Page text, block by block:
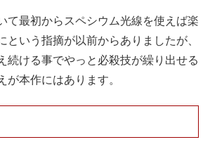
て最初からスペシウム光線を使えば楽
という指摘が以前からありましたが、
続ける事でやっと必殺技が繰り出せる
が本作にはあります。